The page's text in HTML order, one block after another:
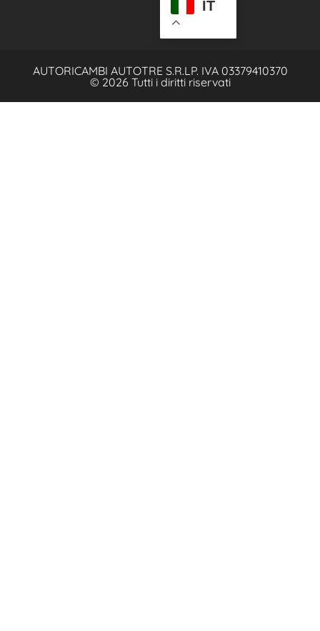
IT
AUTORICAMBI AUTOTRE S.R.L P. IVA 03379410370
© 2026 Tutti i diritti riservati